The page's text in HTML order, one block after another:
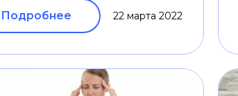
Подробнее 22 марта 2022